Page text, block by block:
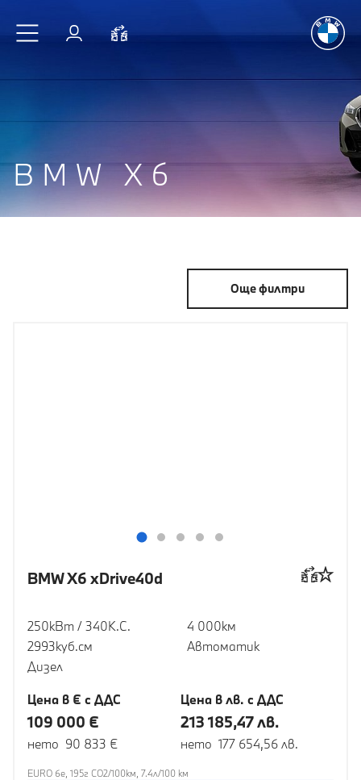
Вход
Cравнете
BMW X6
Още филтри
BMW X6 xDrive40d
250кВт / 340К.С.
2993куб.cм
Дизел
4 000км
Автоматик
Цена в € с ДДС
109 000 €
нето 90 833 €
Цена в лв. с ДДС
213 185,47 лв.
нето 177 654,56 лв.
EURO 6e, 195г CO2/100км, 7.4л/100 км